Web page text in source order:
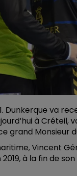
Dunkerque va
à
grand Monsieur
Vincent
à la fin de